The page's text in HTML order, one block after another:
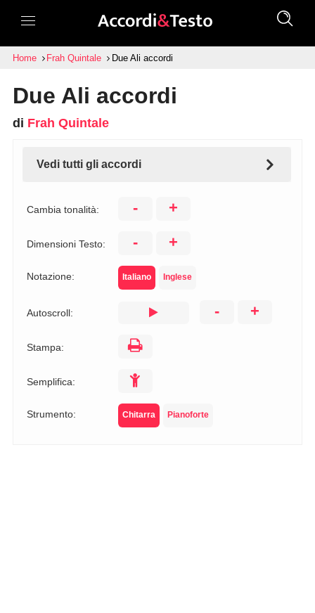
Home Frah Quintale Due Ali accordi
Due Ali accordi
di Frah Quintale
Vedi tutti gli accordi
Cambia tonalità: - +
Dimensioni Testo: - +
Notazione: Italiano Inglese
Autoscroll: - +
Stampa:
Semplifica:
Strumento: Chitarra Pianoforte